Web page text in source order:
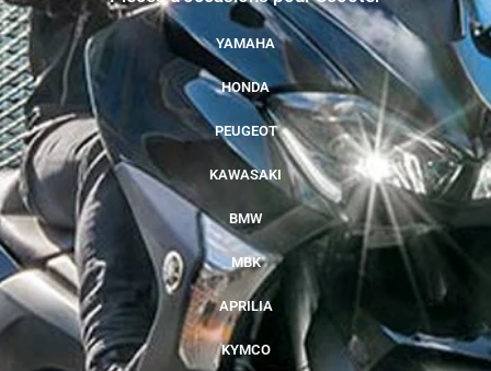
YAMAHA
HONDA
PEUGEOT
KAWASAKI
BMW
MBK
APRILIA
KYMCO